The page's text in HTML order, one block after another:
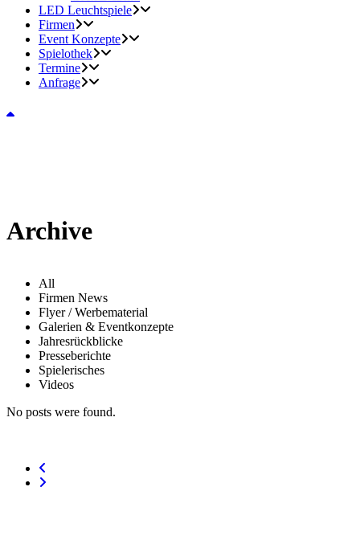
LED Leuchtspiele
Firmen
Event Konzepte
Spielothek
Termine
Anfrage
Archive
All
Firmen News
Flyer / Werbematerial
Galerien & Eventkonzepte
Jahresrückblicke
Presseberichte
Spielerisches
Videos
No posts were found.